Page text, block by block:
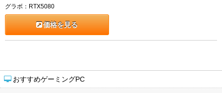
おすすめゲーミングPC
グラボ：RTX5080
価格を見る